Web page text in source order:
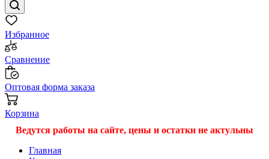
Избранное
Сравнение
Оптовая форма заказа
Корзина
Ведутся работы на сайте, цены и остатки не актульны
Главная